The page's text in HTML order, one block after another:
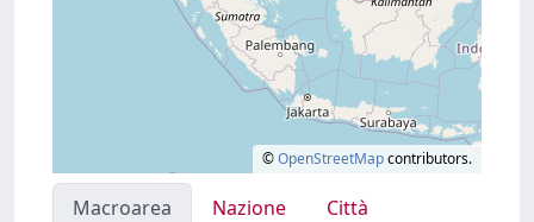
©OpenStreetMapcontributors.
Macroarea Nazione
Città